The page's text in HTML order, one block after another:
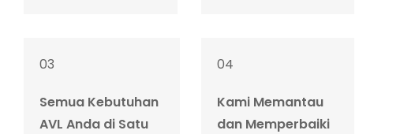
03
Semua Kebutuhan
AVL Anda di Satu
04
Kami Memantau
dan Memperbaiki